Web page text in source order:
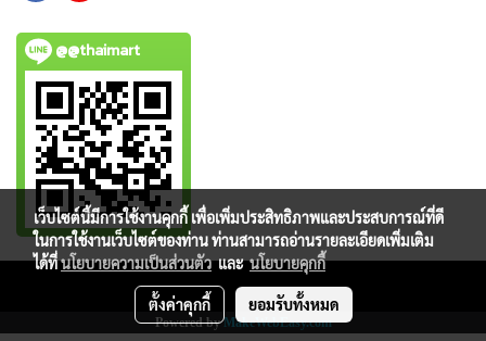
@@thaimart
Copy right by www.thaimartonline.com
Powered byMakeWebEasy.com
เว็บไซต์นี้มีการใช้งานคุกกี้ เพื่อเพิ่มประสิทธิภาพและประสบการณ์ที่ดี
ในการใช้งานเว็บไซต์ของท่าน ท่านสามารถอ่านรายละเอียดเพิ่มเติม
ได้ที่นโยบายความเป็นส่วนตัวและนโยบายคุกกี้
ตั้งค่าคุกกี้ ยอมรับทั้งหมด